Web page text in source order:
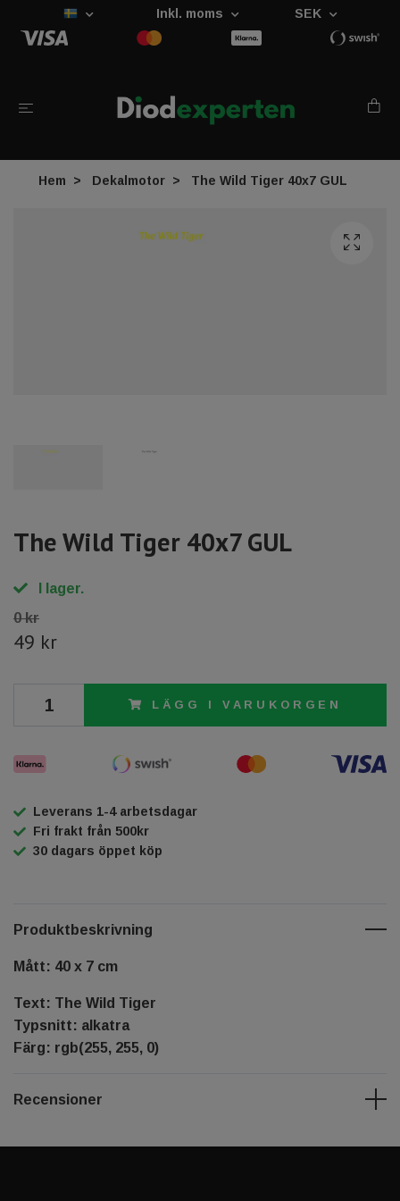
Inkl. moms SEK
Hem Dekalmotor The Wild Tiger 40x7 GUL
The Wild Tiger 40x7 GUL
I lager.
0 kr
49 kr
LÄGG I VARUKORGEN
Leverans 1-4 arbetsdagar
Fri frakt från 500kr
30 dagars öppet köp
Produktbeskrivning
Mått: 40 x 7 cm
Text: The Wild Tiger
Typsnitt: alkatra
Färg: rgb(255, 255, 0)
Recensioner